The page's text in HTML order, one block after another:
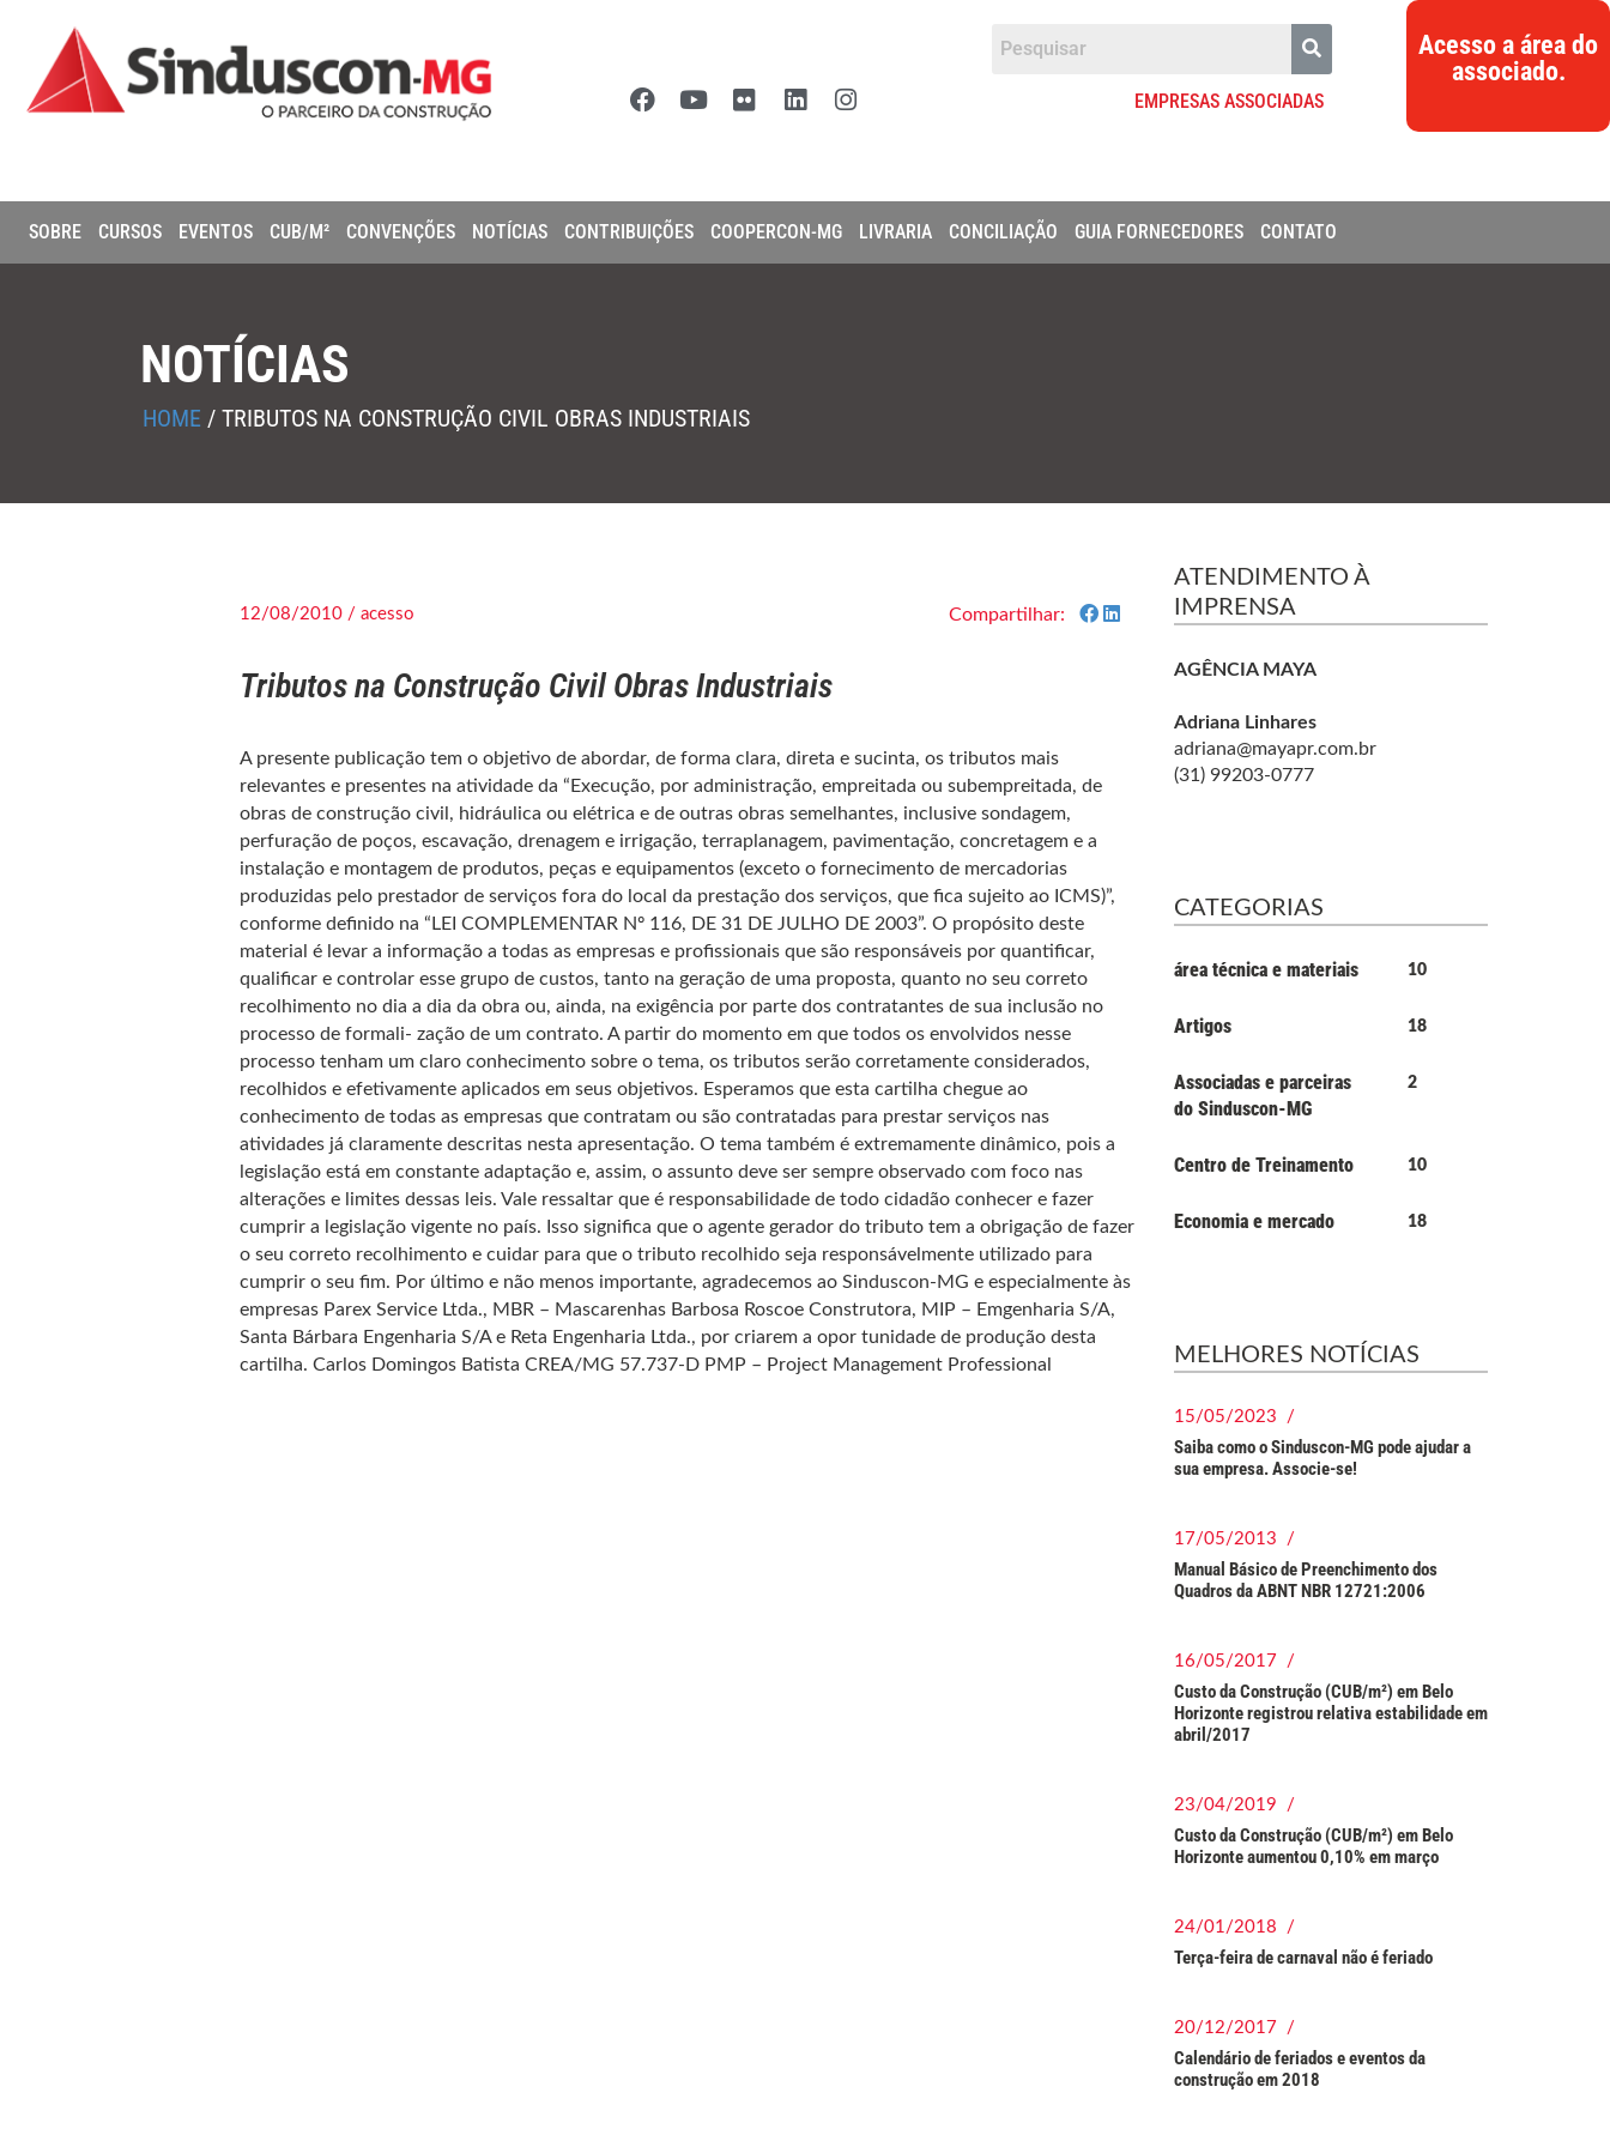
EMPRESAS ASSOCIADAS
Acesso a área do
associado.
SOBRE CURSOS EVENTOS CUB/M² CONVENÇÕES NOTÍCIAS CONTRIBUIÇÕES COOPERCON-MG LIVRARIA CONCILIAÇÃO GUIA FORNECEDORES CONTATO
NOTÍCIAS
HOME / TRIBUTOS NA CONSTRUÇÃO CIVIL OBRAS INDUSTRIAIS
12/08/2010 / acesso Compartilhar:
Tributos na Construção Civil Obras Industriais
A presente publicação tem o objetivo de abordar, de forma clara, direta e sucinta, os tributos mais
relevantes e presentes na atividade da “Execução, por administração, empreitada ou subempreitada, de
obras de construção civil, hidráulica ou elétrica e de outras obras semelhantes, inclusive sondagem,
perfuração de poços, escavação, drenagem e irrigação, terraplanagem, pavimentação, concretagem e a
instalação e montagem de produtos, peças e equipamentos (exceto o fornecimento de mercadorias
produzidas pelo prestador de serviços fora do local da prestação dos serviços, que fica sujeito ao ICMS)”,
conforme definido na “LEI COMPLEMENTAR Nº 116, DE 31 DE JULHO DE 2003”. O propósito deste
material é levar a informação a todas as empresas e profissionais que são responsáveis por quantificar,
qualificar e controlar esse grupo de custos, tanto na geração de uma proposta, quanto no seu correto
recolhimento no dia a dia da obra ou, ainda, na exigência por parte dos contratantes de sua inclusão no
processo de formali- zação de um contrato. A partir do momento em que todos os envolvidos nesse
processo tenham um claro conhecimento sobre o tema, os tributos serão corretamente considerados,
recolhidos e efetivamente aplicados em seus objetivos. Esperamos que esta cartilha chegue ao
conhecimento de todas as empresas que contratam ou são contratadas para prestar serviços nas
atividades já claramente descritas nesta apresentação. O tema também é extremamente dinâmico, pois a
legislação está em constante adaptação e, assim, o assunto deve ser sempre observado com foco nas
alterações e limites dessas leis. Vale ressaltar que é responsabilidade de todo cidadão conhecer e fazer
cumprir a legislação vigente no país. Isso significa que o agente gerador do tributo tem a obrigação de fazer
o seu correto recolhimento e cuidar para que o tributo recolhido seja responsávelmente utilizado para
cumprir o seu fim. Por último e não menos importante, agradecemos ao Sinduscon-MG e especialmente às
empresas Parex Service Ltda., MBR – Mascarenhas Barbosa Roscoe Construtora, MIP – Emgenharia S/A,
Santa Bárbara Engenharia S/A e Reta Engenharia Ltda., por criarem a opor tunidade de produção desta
cartilha. Carlos Domingos Batista CREA/MG 57.737-D PMP – Project Management Professional
ATENDIMENTO À
IMPRENSA
AGÊNCIA MAYA
Adriana Linhares
adriana@mayapr.com.br
(31) 99203-0777
CATEGORIAS
área técnica e materiais 10
Artigos 18
Associadas e parceiras
do Sinduscon-MG
2
Centro de Treinamento 10
Economia e mercado 18
MELHORES NOTÍCIAS
15/05/2023 /
Saiba como o Sinduscon-MG pode ajudar a
sua empresa. Associe-se!
17/05/2013 /
Manual Básico de Preenchimento dos
Quadros da ABNT NBR 12721:2006
16/05/2017 /
Custo da Construção (CUB/m²) em Belo
Horizonte registrou relativa estabilidade em
abril/2017
23/04/2019 /
Custo da Construção (CUB/m²) em Belo
Horizonte aumentou 0,10% em março
24/01/2018 /
Terça-feira de carnaval não é feriado
20/12/2017 /
Calendário de feriados e eventos da
construção em 2018